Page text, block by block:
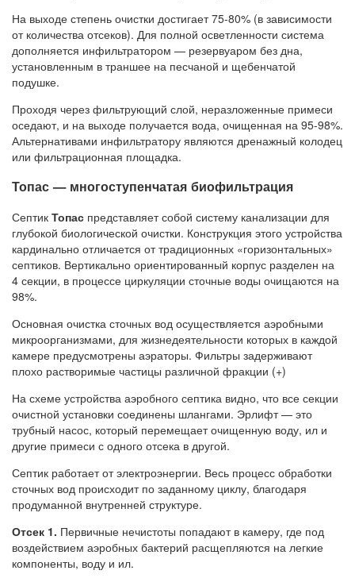
На выходе степень очистки достигает 75-80% (в зависимости
от количества отсеков). Для полной осветленности система
дополняется инфильтратором — резервуаром без дна,
установленным в траншее на песчаной и щебенчатой
подушке.
Проходя через фильтрующий слой, неразложенные примеси
оседают, и на выходе получается вода, очищенная на 95-98%.
Альтернативами инфильтратору являются дренажный колодец
или фильтрационная площадка.
Топас — многоступенчатая биофильтрация
Септик Топас представляет собой систему канализации для
глубокой биологической очистки. Конструкция этого устройства
кардинально отличается от традиционных «горизонтальных»
септиков. Вертикально ориентированный корпус разделен на
4 секции, в процессе циркуляции сточные воды очищаются на
98%.
Основная очистка сточных вод осуществляется аэробными
микроорганизмами, для жизнедеятельности которых в каждой
камере предусмотрены аэраторы. Фильтры задерживают
плохо растворимые частицы различной фракции (+)
На схеме устройства аэробного септика видно, что все секции
очистной установки соединены шлангами. Эрлифт — это
трубный насос, который перемещает очищенную воду, ил и
другие примеси с одного отсека в другой.
Септик работает от электроэнергии. Весь процесс обработки
сточных вод происходит по заданному циклу, благодаря
продуманной внутренней структуре.
Отсек 1. Первичные нечистоты попадают в камеру, где под
воздействием аэробных бактерий расщепляются на легкие
компоненты, воду и ил.